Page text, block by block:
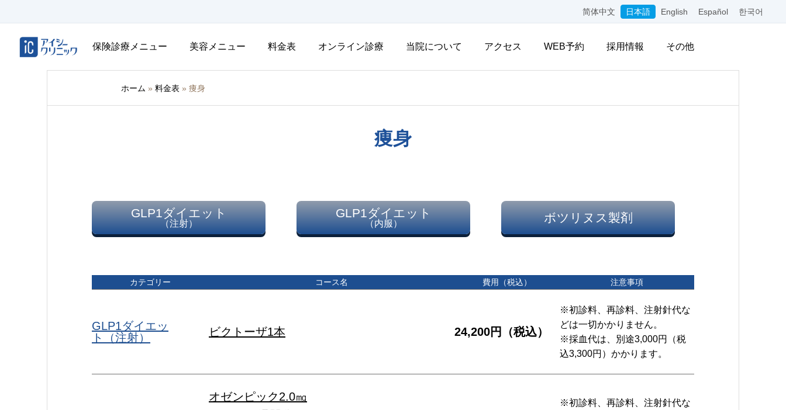
简体中文 日本語 English Español 한국어
保険診療メニュー 美容メニュー 料金表 オンライン診療 当院について アクセス WEB予約 採用情報 その他
ホーム » 料金表 » 痩身
痩身
GLP1ダイエット
（注射）
GLP1ダイエット
（内服） ボツリヌス製剤
カテゴリー コース名 費用（税込） 注意事項
GLP1ダイエッ
ト（注射）
ビクトーザ1本 24,200円（税込）
※初診料、再診料、注射針代な
どは一切かかりません。
※採血代は、別途3,000円（税
込3,300円）かかります。
オゼンピック2.0㎎
※初診料、再診料、注射針代な